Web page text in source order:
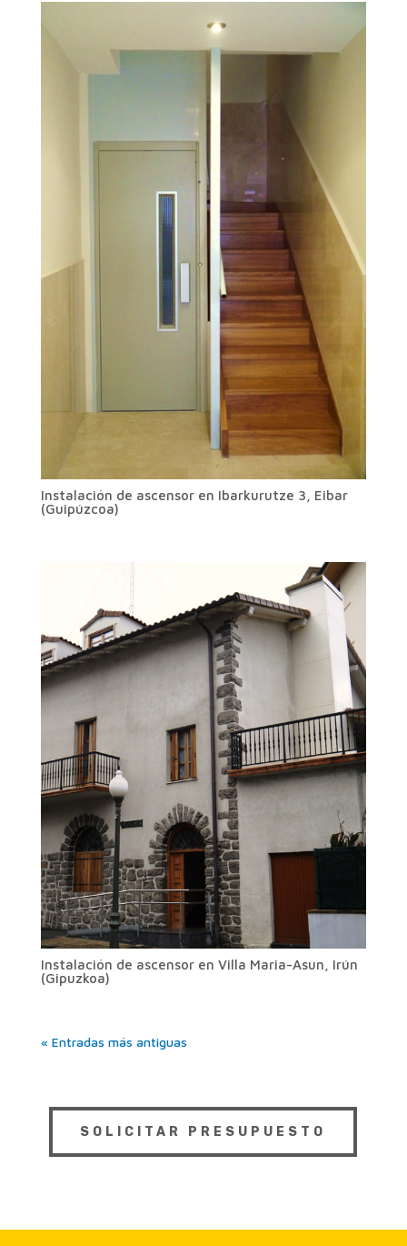
Instalación de ascensor en Ibarkurutze 3, Eibar
(Guipúzcoa)
Instalación de ascensor en Villa Maria-Asun, Irún
(Gipuzkoa)
« Entradas más antiguas
SOLICITAR PRESUPUESTO